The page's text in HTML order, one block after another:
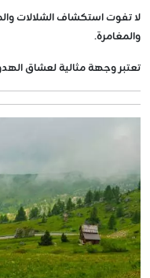
لا تفوت استكشاف الشلالات
والمغامرة.
تعتبر وجهة مثالية لعشاق